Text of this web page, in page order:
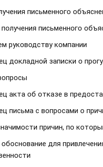
письменного
письменного
руководству компании
докладной записки о
акта об отказе в
письма с вопросами о
причин, по
для